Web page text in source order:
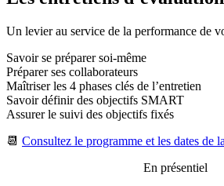
Un levier au service de la performance de
Savoir se préparer soi-même
Préparer ses collaborateurs
Maîtriser les 4 phases clés de l’entretien
Savoir définir des objectifs SMART
Assurer le suivi des objectifs fixés
📆 Consultez le programme et les dates de
En présentiel